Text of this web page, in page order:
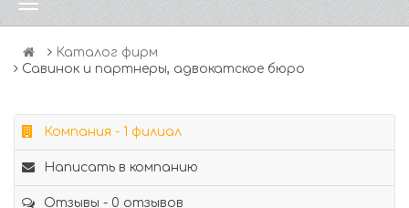
Каталог фирм
Савинок и партнеры, адвокатское бюро
Компания - 1 филиал
Написать в компанию
Отзывы - 0 отзывов